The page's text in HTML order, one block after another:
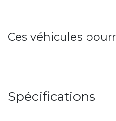
Ces véhicules
Spécifications